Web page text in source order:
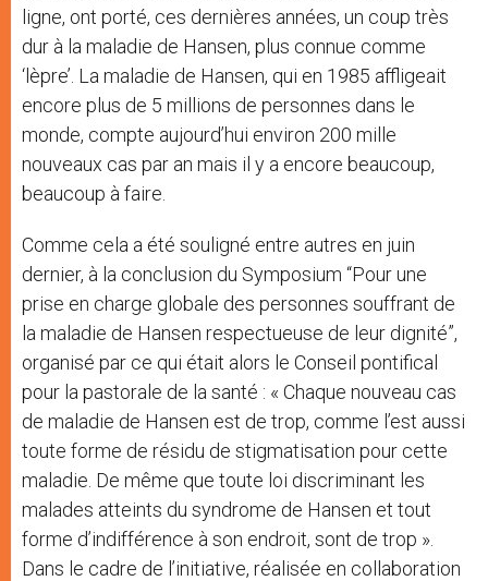
ligne, ont porté, ces dernières années, un coup très
dur à la maladie de Hansen, plus connue comme
‘lèpre’. La maladie de Hansen, qui en 1985 affligeait
encore plus de 5 millions de personnes dans le
monde, compte aujourd’hui environ 200 mille
nouveaux cas par an mais il y a encore beaucoup,
beaucoup à faire.
Comme cela a été souligné entre autres en juin
dernier, à la conclusion du Symposium “Pour une
prise en charge globale des personnes souffrant de
la maladie de Hansen respectueuse de leur dignité”,
organisé par ce qui était alors le Conseil pontifical
pour la pastorale de la santé : « Chaque nouveau cas
de maladie de Hansen est de trop, comme l’est aussi
toute forme de résidu de stigmatisation pour cette
maladie. De même que toute loi discriminant les
malades atteints du syndrome de Hansen et tout
forme d’indifférence à son endroit, sont de trop ».
Dans le cadre de l’initiative, réalisée en collaboration